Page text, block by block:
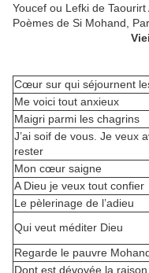
Youcef ou Lefki de
Poèmes de Si Mohand,
Cœur sur qui séjournent
Me voici tout anxieux
Maigri parmi les chagrins
J’ai soif de vous. Je veux
rester
Mon cœur saigne
A Dieu je veux tout confier
Le pèlerinage de l’adieu
Qui veut méditer Dieu
Regarde le pauvre
Dont est dévoyée la raison